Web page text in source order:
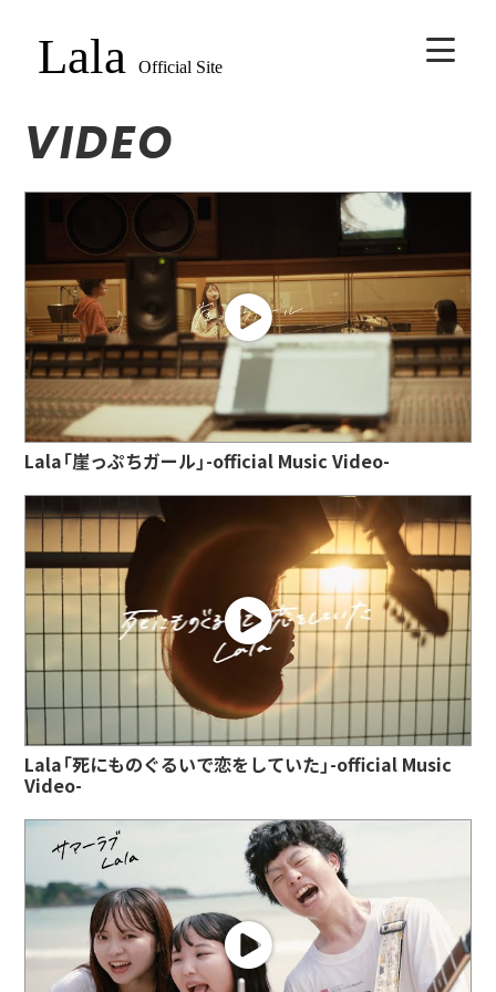
BIOGRAPHY
SCHEDULE
VIDEO
DISCOGRAPHY
CONTACT
VIDEO
Lala「崖っぷちガール」-official Music Video-
Lala「死にものぐるいで恋をしていた」-official Music
Video-